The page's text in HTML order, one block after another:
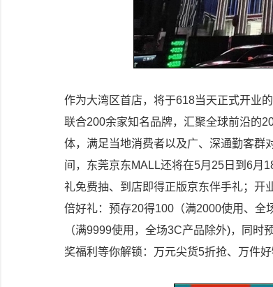
作为大湾区首店，将于618当天正式开业
联合200余家知名品牌，汇聚全球前沿的
体，满足当地消费者以及广、深通勤客群
间，东莞京东MALL还将在5月25日到6月
礼免费抽、到店即得正版京东伴手礼；开
倍好礼：预存20得100（满2000使用、全
（满9999使用，全场3C产品除外)，同
奖福利等你解锁：万元尖货5折抢、万件